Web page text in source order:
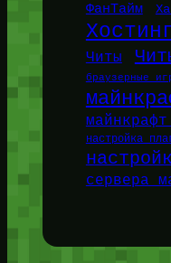
ФанТайм
Читы
браузерные
настройка
сервера